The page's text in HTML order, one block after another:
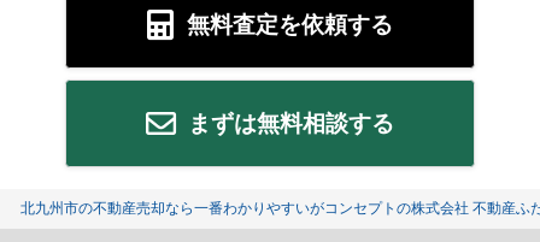
無料査定を依頼する
まずは無料相談する
北九州市の不動産売却なら一番わかりやすいがコンセプトの株式会社 不動産ふ